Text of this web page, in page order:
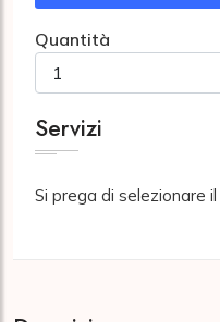
Quantità
Servizi
Si prega di selezionare